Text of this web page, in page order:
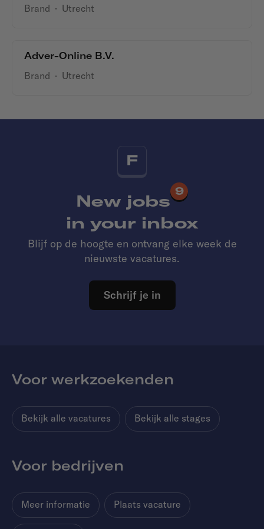
Brand · Utrecht
Adver-Online B.V.
Brand · Utrecht
F
New jobs
9
in your inbox
Blijf op de hoogte en ontvang elke week de
nieuwste vacatures.
Schrijf je in
Voor werkzoekenden
Bekijk alle vacatures Bekijk alle stages
Voor bedrijven
Meer informatie Plaats vacature